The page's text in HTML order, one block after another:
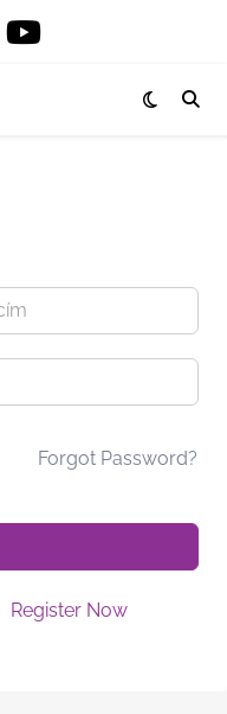
Forgot Password?
Register Now